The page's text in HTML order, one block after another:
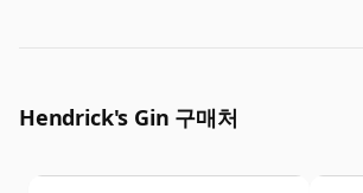
Hendrick's Gin 구매처